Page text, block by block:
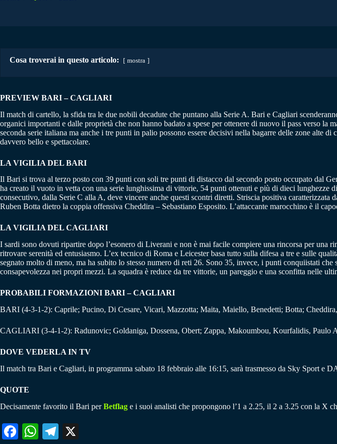
Cosa troverai in questo articolo: mostra
PREVIEW BARI – CAGLIARI
Il match di cartello, la sfida tra le due nobili decadute che puntano alla Serie A. Bari e Cagliari
organici importanti e dalle proprietà che non hanno badato a spese per ottenere di nuovo il pass verso la
seconda serie italiana ma anche i tre punti in palio possono essere decisivi nella bagarre delle zone alte
davvero bello e spettacolare.
LA VIGILIA DEL BARI
Il Bari si trova al terzo posto con 39 punti con soli tre punti di distacco dal secondo posto occupato dal
ha creato il vuoto in vetta con una serie lunghissima di vittorie, 54 punti ottenuti e più di dieci
consecutivo, dalla Serie C alla A, deve vincere anche questi scontri diretti. Striscia positiva
Ruben Botta dietro la coppia offensiva Cheddira – Sebastiano Esposito. L’attaccante marocchino è il
LA VIGILIA DEL CAGLIARI
I sardi sono dovuti ripartire dopo l’esonero di Liverani e non è mai facile compiere una rincorsa per
ritrovare serenità ed entusiasmo. L’ex tecnico di Roma e Leicester basa tutto sulla difesa a tre e sulle
segnato molto di meno, ma ha subito lo stesso numero di reti 26. Sono 35, invece, i punti conquiistati
consapevolezza nei propri mezzi. La squadra è reduce da tre vittorie, un pareggio e una sconfitta nelle
PROBABILI FORMAZIONI BARI – CAGLIARI
BARI (4-3-1-2): Caprile; Pucino, Di Cesare, Vicari, Mazzotta; Maita, Maiello, Benedetti; Botta;
CAGLIARI (3-4-1-2): Radunovic; Goldaniga, Dossena, Obert; Zappa, Makoumbou, Kourfalidis, Paulo
DOVE VEDERLA IN TV
Il match tra Bari e Cagliari, in programma sabato 18 febbraio alle 16:15, sarà trasmesso da Sky Sport e
QUOTE
Decisamente favorito il Bari perBetflag e i suoi analisti che propongono l’1 a 2.25, il 2 a 3.25 con la X
Fa W
Te